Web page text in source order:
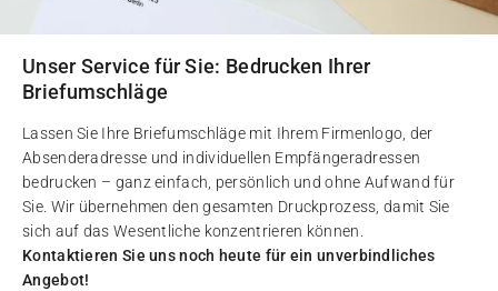
Unser Service für Sie: Bedrucken Ihrer
Briefumschläge
Lassen Sie Ihre Briefumschläge mit Ihrem Firmenlogo, der
Absenderadresse und individuellen Empfängeradressen
bedrucken – ganz einfach, persönlich und ohne Aufwand für
Sie. Wir übernehmen den gesamten Druckprozess, damit Sie
sich auf das Wesentliche konzentrieren können.
Kontaktieren Sie uns noch heute für ein unverbindliches
Angebot!